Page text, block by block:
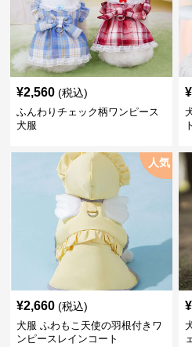
¥2,560 (税込)
ふんわりチェック柄ワンピース
犬服
¥
ト
人気
¥2,660 (税込)
犬服 ふわもこ天使の羽根付きワ
ンピースレインコート
¥